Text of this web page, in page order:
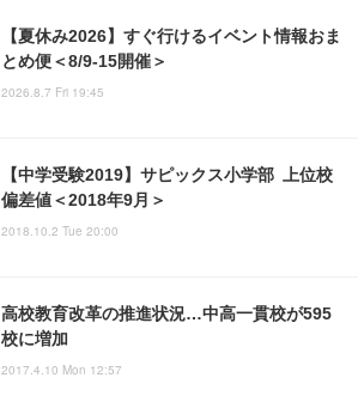
【夏休み2026】すぐ行けるイベント情報おま
とめ便＜8/9-15開催＞
2026.8.7 Fri 19:45
【中学受験2019】サピックス小学部 上位校
偏差値＜2018年9月＞
2018.10.2 Tue 20:00
高校教育改革の推進状況…中高一貫校が595
校に増加
2017.4.10 Mon 12:57